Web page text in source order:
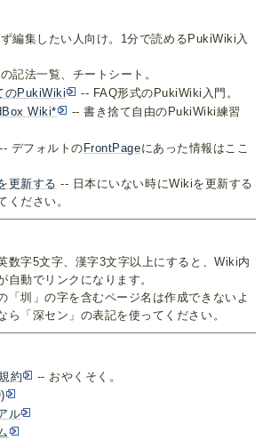
編集したい人向け。1分で読めるPukiWiki入
記法一覧、チートシート。
のPukiWiki
-- FAQ形式のPukiWiki入門。
Wiki*
-- 書き捨て自由のPukiWiki練習
-- デフォルトのFrontPageにあった情報はここ
更新する -- 日本にいない時にWikiを更新する
ください。
数字5文字、漢字3文字以上にすると、Wiki内
自動でリンクになります。
「圳」の字を含むページ名は作成できないよ
ら「深セン」の表記を使ってください。
約
-- おやくそく。
ル